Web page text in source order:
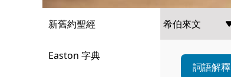
新舊約聖經
Easton 字典
詞語解釋